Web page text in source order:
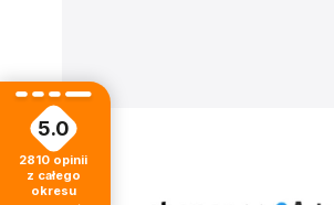
5.0
2810 opinii
z całego
okresu